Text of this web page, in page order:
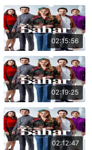
02:15:56
02:19:25
02:12:47